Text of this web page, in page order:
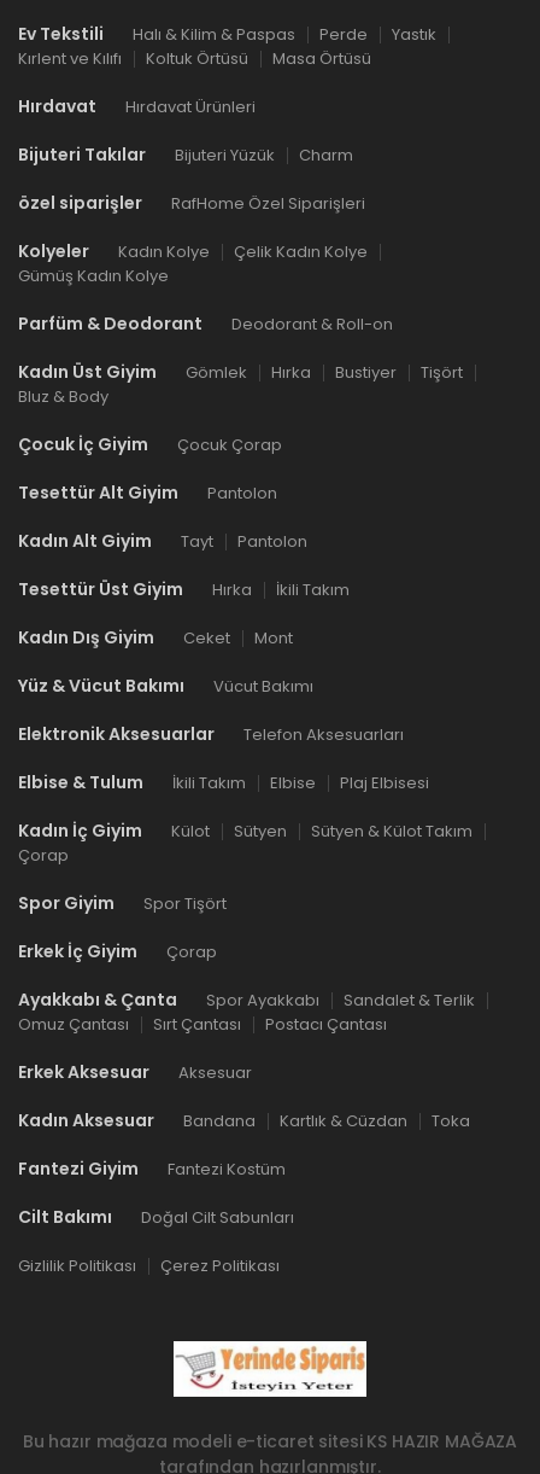
Ev Tekstili Halı & Kilim & Paspas Perde
Yastık
Kırlent ve Kılıfı
Koltuk Örtüsü Masa Örtüsü
Hırdavat Hırdavat Ürünleri
Bijuteri Takılar Bijuteri Yüzük Charm
özel siparişler RafHome Özel Siparişleri
Kolyeler Kadın Kolye
Çelik Kadın Kolye
Gümüş Kadın Kolye
Parfüm & Deodorant Deodorant & Roll-on
Kadın Üst Giyim Gömlek Hırka Bustiyer
Tişört
Bluz & Body
Çocuk İç Giyim Çocuk Çorap
Tesettür Alt Giyim Pantolon
Kadın Alt Giyim Tayt Pantolon
Tesettür Üst Giyim Hırka İkili Takım
Kadın Dış Giyim Ceket Mont
Yüz & Vücut Bakımı Vücut Bakımı
Elektronik Aksesuarlar Telefon Aksesuarları
Elbise & Tulum İkili Takım Elbise Plaj Elbisesi
Kadın İç Giyim Külot Sütyen
Sütyen & Külot Takım
Çorap
Spor Giyim Spor Tişört
Erkek İç Giyim Çorap
Ayakkabı & Çanta Spor Ayakkabı
Sandalet & Terlik
Omuz Çantası
Sırt Çantası Postacı Çantası
Erkek Aksesuar Aksesuar
Kadın Aksesuar Bandana Kartlık & Cüzdan Toka
Fantezi Giyim Fantezi Kostüm
Cilt Bakımı Doğal Cilt Sabunları
Gizlilik Politikası Çerez Politikası
Bu hazır mağaza modeli e-ticaret sitesi KS HAZIR MAĞAZA
tarafından hazırlanmıştır.